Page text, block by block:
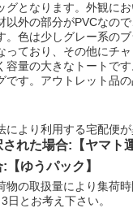
グとなります。外観に
以外の部分がPVCなの
。色は少しグレー系の
っており、その他にチ
容量の大きなトートで
す。アウトレット品の
より利用する宅配便が
れた場合:【ヤマト
ゆうパック】
物の取扱量により集荷
とお考え下さい。